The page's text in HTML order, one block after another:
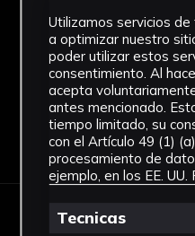
4,6 x
Ver
Utilizamos servicios
a optimizar nuestro
poder utilizar estos
consentimiento. Al
acepta
antes mencionado.
tiempo limitado, su
con el Artículo 49 (1)
procesamiento de
ejemplo, en los EE. UU.
Tecnicas